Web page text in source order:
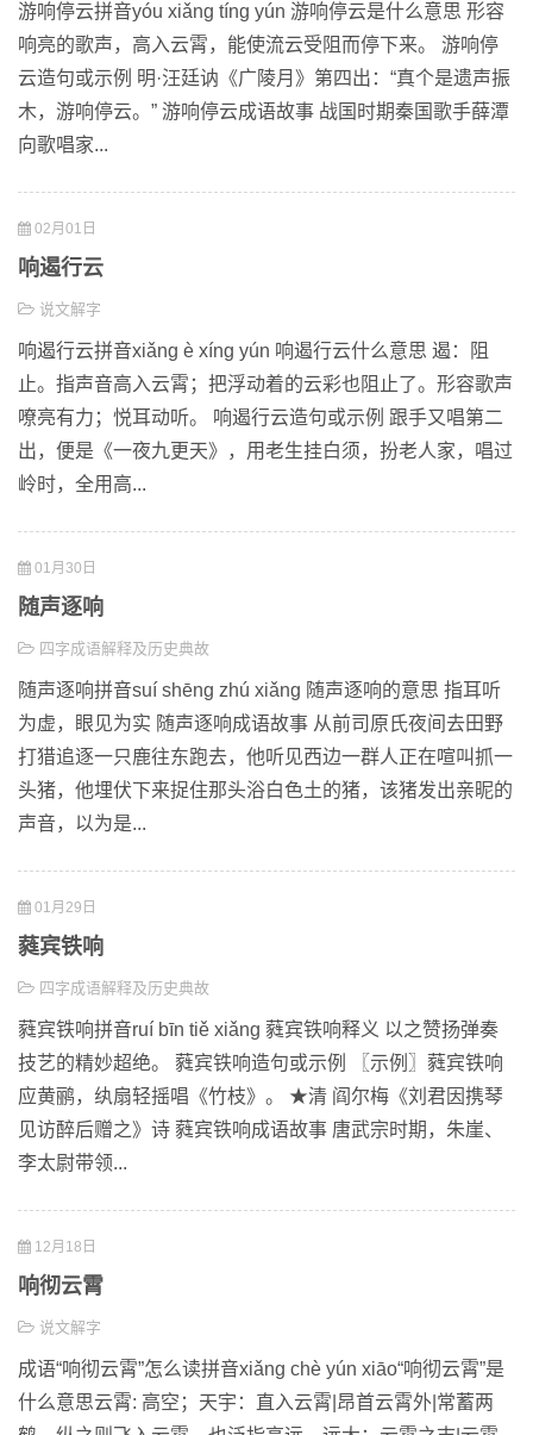
游响停云拼音yóu xiǎng tíng yún 游响停云是什么意思 形容
响亮的歌声，高入云霄，能使流云受阻而停下来。 游响停
云造句或示例 明·汪廷讷《广陵月》第四出：“真个是遗声振
木，游响停云。” 游响停云成语故事 战国时期秦国歌手薛潭
向歌唱家...
02月01日
响遏行云
说文解字
响遏行云拼音xiǎng è xíng yún 响遏行云什么意思 遏：阻
止。指声音高入云霄；把浮动着的云彩也阻止了。形容歌声
嘹亮有力；悦耳动听。 响遏行云造句或示例 跟手又唱第二
出，便是《一夜九更天》，用老生挂白须，扮老人家，唱过
岭时，全用高...
01月30日
随声逐响
四字成语解释及历史典故
随声逐响拼音suí shēng zhú xiǎng 随声逐响的意思 指耳听
为虚，眼见为实 随声逐响成语故事 从前司原氏夜间去田野
打猎追逐一只鹿往东跑去，他听见西边一群人正在喧叫抓一
头猪，他埋伏下来捉住那头浴白色土的猪，该猪发出亲昵的
声音，以为是...
01月29日
蕤宾铁响
四字成语解释及历史典故
蕤宾铁响拼音ruí bīn tiě xiǎng 蕤宾铁响释义 以之赞扬弹奏
技艺的精妙超绝。 蕤宾铁响造句或示例 〖示例〗蕤宾铁响
应黄鹂，纨扇轻摇唱《竹枝》。 ★清 阎尔梅《刘君因携琴
见访醉后赠之》诗 蕤宾铁响成语故事 唐武宗时期，朱崖、
李太尉带领...
12月18日
响彻云霄
说文解字
成语“响彻云霄”怎么读拼音xiǎng chè yún xiāo“响彻云霄”是
什么意思云霄: 高空；天宇：直入云霄|昂首云霄外|常蓄两